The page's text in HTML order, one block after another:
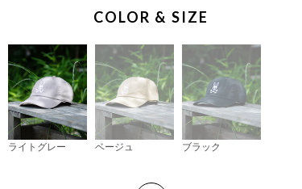
COLOR & SIZE
ライトグレー ベージュ ブラック